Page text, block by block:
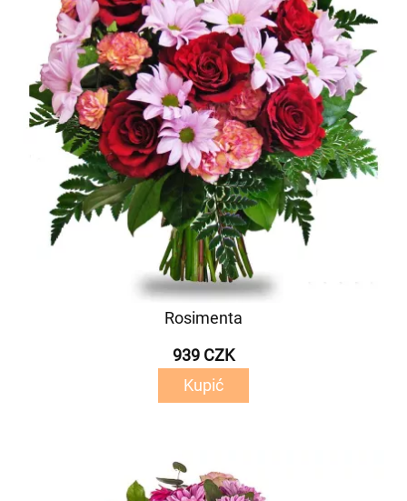
Rosimenta
939 CZK
Kupić